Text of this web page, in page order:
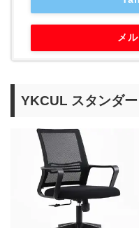
メ
YKCUL スタンダ